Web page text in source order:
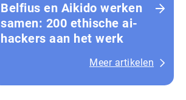
Belfius en Aikido werken
samen: 200 ethische ai-
hackers aan het werk
Meer artikelen